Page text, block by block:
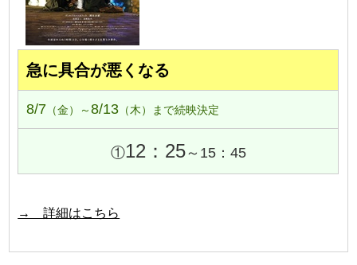
急に具合が悪くなる
8/7 （金）～8/13 （木）まで続映決定
①12：25～15：45
→ 詳細はこちら